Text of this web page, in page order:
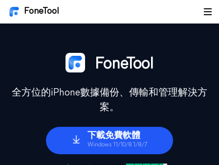
FoneTool
FoneTool
全方位的iPhone數據備份、傳輸和管理解決方
案。
下載免費軟體
Windows 11/10/8.1/8/7